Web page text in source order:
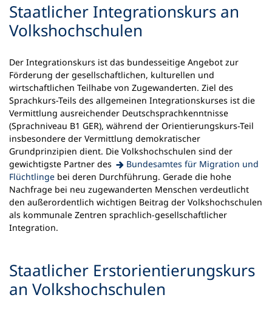
Staatlicher Integrationskurs an
Volkshochschulen
Der Integrationskurs ist das bundesseitige Angebot zur
Förderung der gesellschaftlichen, kulturellen und
wirtschaftlichen Teilhabe von Zugewanderten. Ziel des
Sprachkurs-Teils des allgemeinen Integrationskurses ist die
Vermittlung ausreichender Deutschsprachkenntnisse
(Sprachniveau B1 GER), während der Orientierungskurs-Teil
insbesondere der Vermittlung demokratischer
Grundprinzipien dient. Die Volkshochschulen sind der
gewichtigste Partner des
Bundesamtes für Migration und
Flüchtlinge
(Öffnet
einem
neuen
Tab)
bei deren Durchführung. Gerade die hohe
Nachfrage bei neu zugewanderten Menschen verdeutlicht
den außerordentlich wichtigen Beitrag der Volkshochschulen
als kommunale Zentren sprachlich-gesellschaftlicher
Integration.
Staatlicher Erstorientierungskurs
an Volkshochschulen